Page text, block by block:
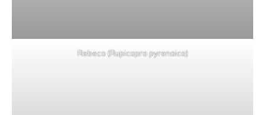
Rebeco (Rupicapra pyrenaica)